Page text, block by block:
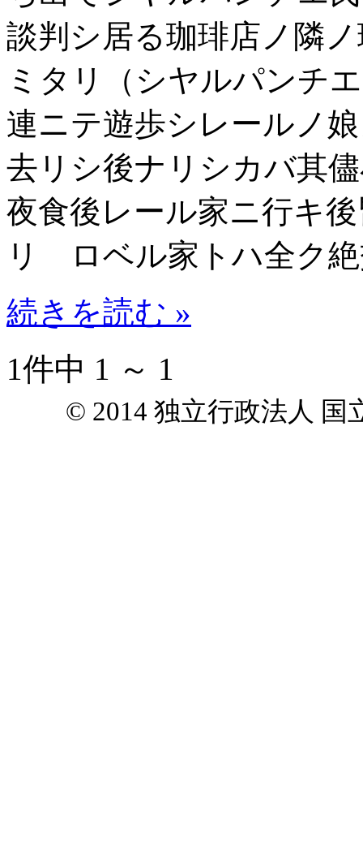
談判シ居る珈琲店ノ隣
ミタリ（シヤルパンチ
連ニテ遊歩シレールノ
去リシ後ナリシカバ其
夜食後レール家ニ行キ
リ ロベル家トハ全ク
続きを読む »
1件中 1 ～ 1
© 2014 独立行政法人 国